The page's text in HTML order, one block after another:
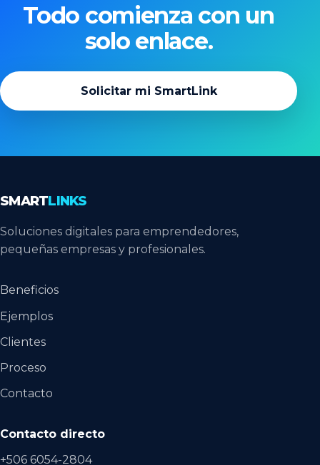
Todo comienza con un
solo enlace.
Solicitar mi SmartLink
SMARTLINKS
Soluciones digitales para emprendedores,
pequeñas empresas y profesionales.
Beneficios
Ejemplos
Clientes
Proceso
Contacto
Contacto directo
+506 6054-2804